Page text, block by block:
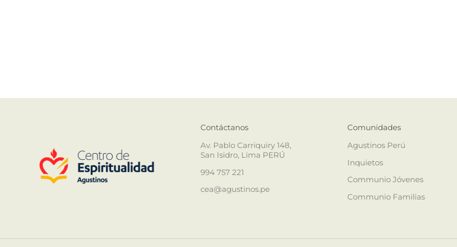
Contáctanos
Av. Pablo Carriquiry 148,
San Isidro, Lima PERÚ
994 757 221
cea@agustinos.pe
Comunidades
Agustinos Perú
Inquietos
Communio Jóvenes
Communio Familias